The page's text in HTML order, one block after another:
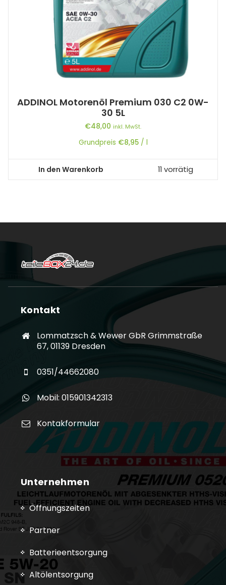
ADDINOL Motorenöl Premium 030 C2 0W-
30 5L
€48,00 inkl. MwSt.
Grundpreis €8,95/ l
In den Warenkorb 11 vorrätig
Kontakt
Lommatzsch & Wewer GbR Grimmstraße
67, 01139 Dresden
0351/44662080
Mobil: 015901342313
Kontakformular
Unternehmen
Öffnungszeiten
Partner
Batterieentsorgung
Altölentsorgung